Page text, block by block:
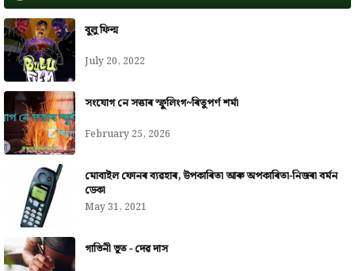
বুলু ফিল্ম
July 20, 2022
সংযোগ নে সত্তাৰ স্ফুলিংগ~ৰিতুপৰ্ণ শৰ্মা
February 25, 2026
মোবাইল ফোনৰ ব্যৱহাৰ, উপকাৰিতা আৰু অপকাৰিতা-নিজৰা বৰ্মন
ডেকা
May 31, 2021
গাভিনী ভূত - দেৱ দাস